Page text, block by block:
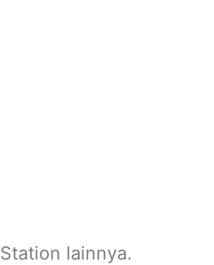
lainnya.